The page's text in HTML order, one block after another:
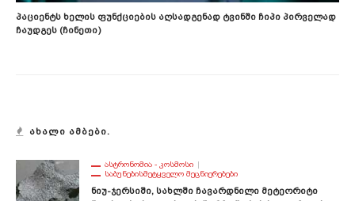
Პაციენტს Ხელის Ფუნქციების Აღსადგენად Ტვინში Ჩიპი Პირველად
Ჩაუდგეს (ჩინეთი)
ᲐᲮᲐᲚᲘ ᲐᲛᲑᲔᲑᲘ.
ᲐᲡᲢᲠᲝᲜᲝᲛᲘᲐ - ᲙᲝᲡᲛᲝᲡᲘ
ᲡᲐᲑᲣᲜᲔᲑᲘᲡᲛᲔᲢᲧᲕᲔᲚᲝ ᲛᲔᲪᲜᲘᲔᲠᲔᲑᲔᲑᲘ
Ნიუ-Ჯერსიში, Სახლში Ჩავარდნილი Მეტეორიტი